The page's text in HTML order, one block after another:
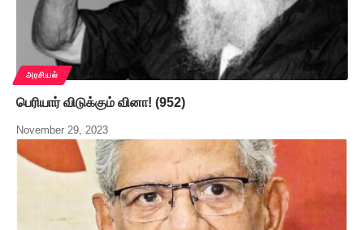
அரசியல்
பெரியார் விடுக்கும் வினா! (952)
November 29, 2023